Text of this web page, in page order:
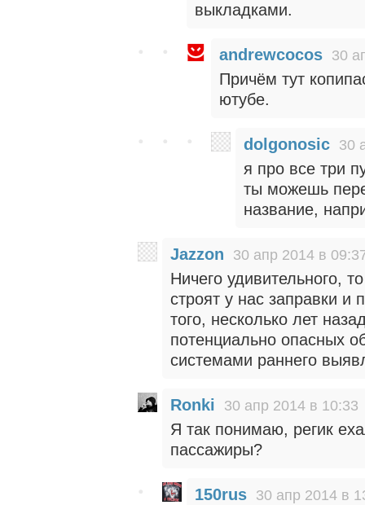
выкладками.
andrewcocos 30
Причём тут
ютубе.
dolgonosic 30
я про все три
ты можешь
название,
Jazzon 30 апр 2014 в
Ничего удивительного,
строят у нас заправки
того, несколько лет
потенциально опасных
системами раннего
Ronki 30 апр 2014 в 10:33
Я так понимаю, регик
пассажиры?
150rus 30 апр 2014 в